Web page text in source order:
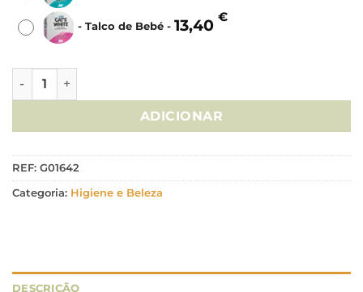
- Talco de Bebé - 13,40 €
Quantidade de Areia Aglomerante Cat's White - 10Lt
ADICIONAR
REF: G01642
Categoria: Higiene e Beleza
DESCRIÇÃO